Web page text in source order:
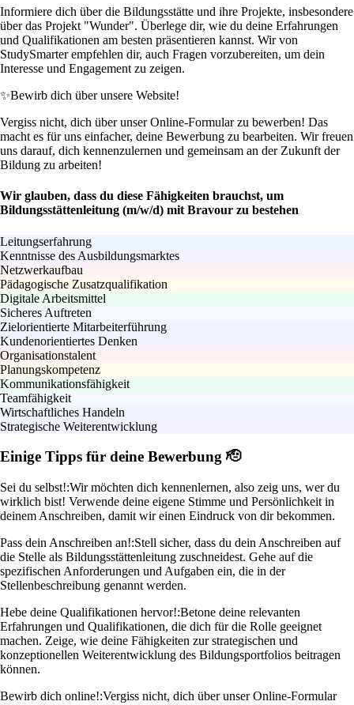
Informiere dich über die Bildungsstätte und ihre Projekte, insbesondere
über das Projekt "Wunder". Überlege dir, wie du deine Erfahrungen
und Qualifikationen am besten präsentieren kannst. Wir von
StudySmarter empfehlen dir, auch Fragen vorzubereiten, um dein
Interesse und Engagement zu zeigen.
✨Bewirb dich über unsere Website!
Vergiss nicht, dich über unser Online-Formular zu bewerben! Das
macht es für uns einfacher, deine Bewerbung zu bearbeiten. Wir freuen
uns darauf, dich kennenzulernen und gemeinsam an der Zukunft der
Bildung zu arbeiten!
Wir glauben, dass du diese Fähigkeiten brauchst, um
Bildungsstättenleitung (m/w/d) mit Bravour zu bestehen
Leitungserfahrung
Kenntnisse des Ausbildungsmarktes
Netzwerkaufbau
Pädagogische Zusatzqualifikation
Digitale Arbeitsmittel
Sicheres Auftreten
Zielorientierte Mitarbeiterführung
Kundenorientiertes Denken
Organisationstalent
Planungskompetenz
Kommunikationsfähigkeit
Teamfähigkeit
Wirtschaftliches Handeln
Strategische Weiterentwicklung
Einige Tipps für deine Bewerbung 🫡
Sei du selbst!:Wir möchten dich kennenlernen, also zeig uns, wer du
wirklich bist! Verwende deine eigene Stimme und Persönlichkeit in
deinem Anschreiben, damit wir einen Eindruck von dir bekommen.
Pass dein Anschreiben an!:Stell sicher, dass du dein Anschreiben auf
die Stelle als Bildungsstättenleitung zuschneidest. Gehe auf die
spezifischen Anforderungen und Aufgaben ein, die in der
Stellenbeschreibung genannt werden.
Hebe deine Qualifikationen hervor!:Betone deine relevanten
Erfahrungen und Qualifikationen, die dich für die Rolle geeignet
machen. Zeige, wie deine Fähigkeiten zur strategischen und
konzeptionellen Weiterentwicklung des Bildungsportfolios beitragen
können.
Bewirb dich online!:Vergiss nicht, dich über unser Online-Formular